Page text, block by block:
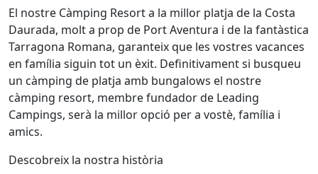
El nostre Càmping Resort a la millor platja de la Costa
Daurada, molt a prop de Port Aventura i de la fantàstica
Tarragona Romana, garanteix que les vostres vacances
en família siguin tot un èxit. Definitivament si busqueu
un càmping de platja amb bungalows el nostre
càmping resort, membre fundador de Leading
Campings, serà la millor opció per a vostè, família i
amics.
Descobreix la nostra història